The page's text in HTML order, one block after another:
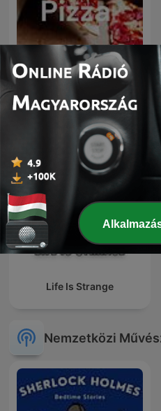
Life Is Strange
Nemzetközi